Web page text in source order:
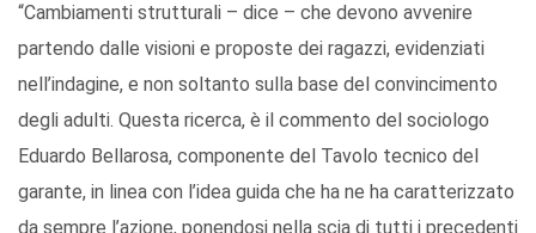
“Cambiamenti strutturali – dice – che devono avvenire
partendo dalle visioni e proposte dei ragazzi, evidenziati
nell’indagine, e non soltanto sulla base del convincimento
degli adulti. Questa ricerca, è il commento del sociologo
Eduardo Bellarosa, componente del Tavolo tecnico del
garante, in linea con l’idea guida che ha ne ha caratterizzato
da sempre l’azione, ponendosi nella scia di tutti i precedenti